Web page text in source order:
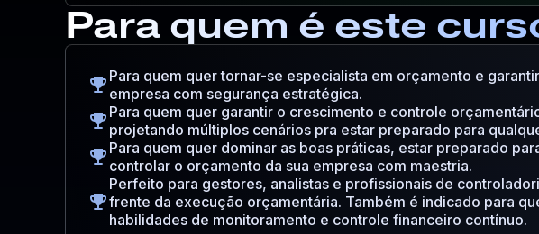
Para quem é este
emoji_events Para quem quer tornar-se especialista em orçamento e
empresa com segurança estratégica.
emoji_events Para quem quer garantir o crescimento e controle
projetando múltiplos cenários pra estar preparado para
emoji_events Para quem quer dominar as boas práticas, estar preparado
controlar o orçamento da sua empresa com maestria.
emoji_events
Perfeito para gestores, analistas e profissionais de
frente da execução orçamentária. Também é indicado para
habilidades de monitoramento e controle financeiro contínuo.